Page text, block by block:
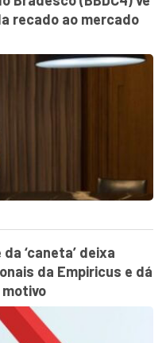
recado ao mercado
‘caneta’ deixa
da Empiricus e dá
motivo